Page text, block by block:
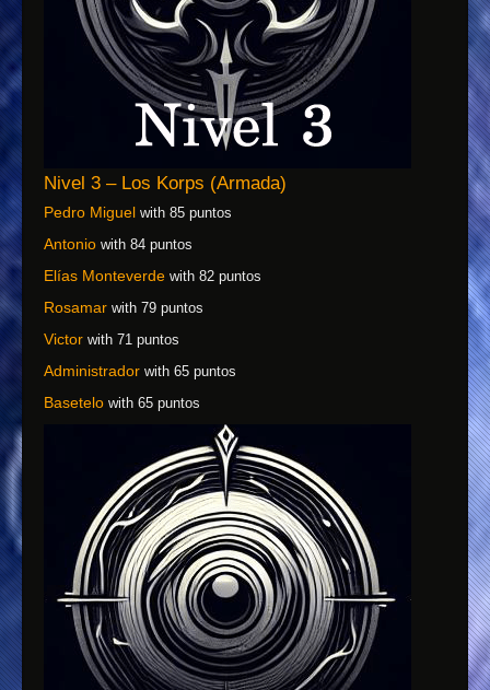
Nivel 3 – Los Korps (Armada)
Pedro Miguel with 85 puntos
Antonio with 84 puntos
Elías Monteverde with 82 puntos
Rosamar with 79 puntos
Victor with 71 puntos
Administrador with 65 puntos
Basetelo with 65 puntos